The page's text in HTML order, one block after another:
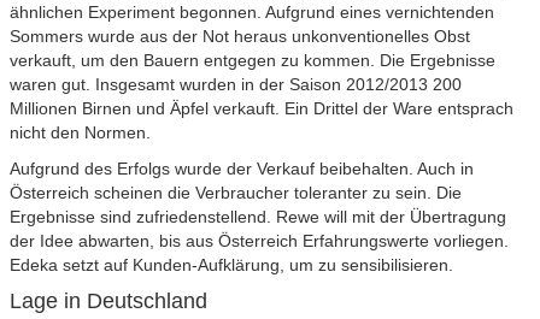
ähnlichen Experiment begonnen. Aufgrund eines vernichtenden
Sommers wurde aus der Not heraus unkonventionelles Obst
verkauft, um den Bauern entgegen zu kommen. Die Ergebnisse
waren gut. Insgesamt wurden in der Saison 2012/2013 200
Millionen Birnen und Äpfel verkauft. Ein Drittel der Ware entsprach
nicht den Normen.
Aufgrund des Erfolgs wurde der Verkauf beibehalten. Auch in
Österreich scheinen die Verbraucher toleranter zu sein. Die
Ergebnisse sind zufriedenstellend. Rewe will mit der Übertragung
der Idee abwarten, bis aus Österreich Erfahrungswerte vorliegen.
Edeka setzt auf Kunden-Aufklärung, um zu sensibilisieren.
Lage in Deutschland